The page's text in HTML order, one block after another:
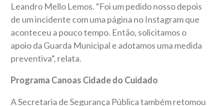
Leandro Mello Lemos. “Foi um pedido nossodepois
de um incidente com uma página no Instagram que
aconteceu a pouco tempo. Então, solicitamos o
apoio da Guarda Municipal e adotamos uma medida
preventiva”, relata.
Programa Canoas Cidade do Cuidado
A Secretaria de Segurança Pública também retomou